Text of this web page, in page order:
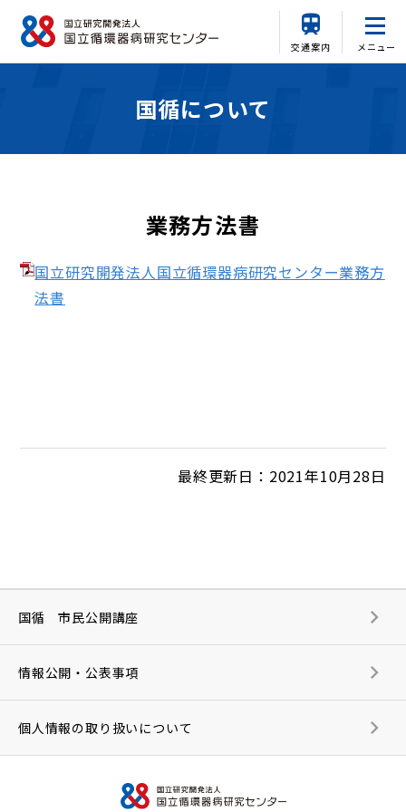
交通案内 メニュー
国循について
業務方法書
国立研究開発法人国立循環器病研究センター業務方
法書
最終更新日：2021年10月28日
国循 市民公開講座
情報公開・公表事項
個人情報の取り扱いについて